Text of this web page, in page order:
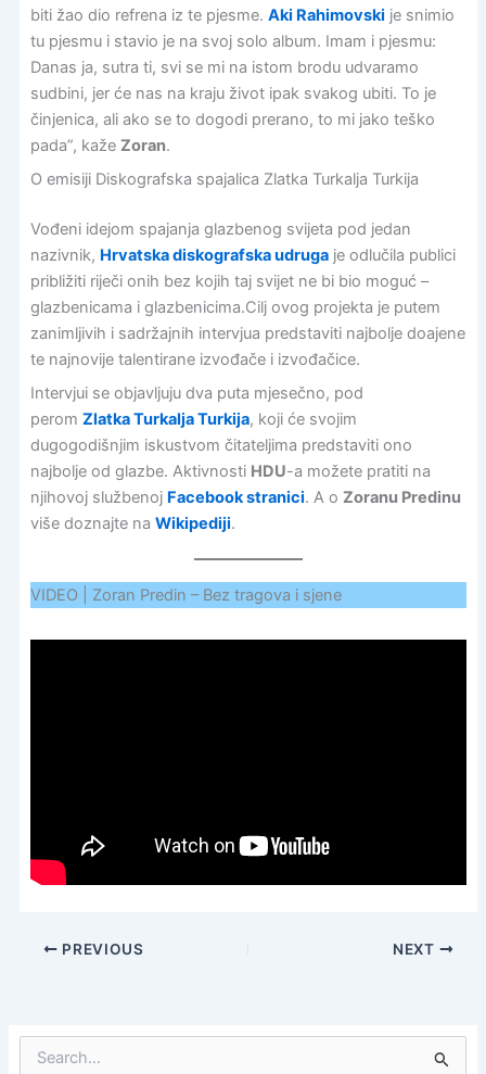
biti žao dio refrena iz te pjesme. Aki Rahimovski je snimio
tu pjesmu i stavio je na svoj solo album. Imam i pjesmu:
Danas ja, sutra ti, svi se mi na istom brodu udvaramo
sudbini, jer će nas na kraju život ipak svakog ubiti. To je
činjenica, ali ako se to dogodi prerano, to mi jako teško
pada”, kaže Zoran.
O emisiji Diskografska spajalica Zlatka Turkalja Turkija
Vođeni idejom spajanja glazbenog svijeta pod jedan
nazivnik, Hrvatska diskografska udrugaje odlučila publici
približiti riječi onih bez kojih taj svijet ne bi bio moguć –
glazbenicama i glazbenicima.Cilj ovog projekta je putem
zanimljivih i sadržajnih intervjua predstaviti najbolje doajene
te najnovije talentirane izvođače i izvođačice.
Intervjui se objavljuju dva puta mjesečno, pod
perom Zlatka Turkalja Turkija, koji će svojim
dugogodišnjim iskustvom čitateljima predstaviti ono
najbolje od glazbe. Aktivnosti HDU-a možete pratiti na
njihovoj službenoj Facebook stranici. A o Zoranu Predinu
više doznajte na Wikipediji.
VIDEO | Zoran Predin – Bez tragova i sjene
PREVIOUS NEXT